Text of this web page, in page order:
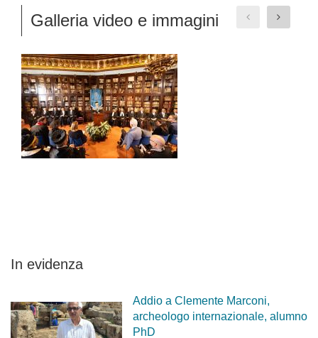
Galleria video e immagini
In evidenza
Addio a Clemente Marconi,
archeologo internazionale, alumno
PhD